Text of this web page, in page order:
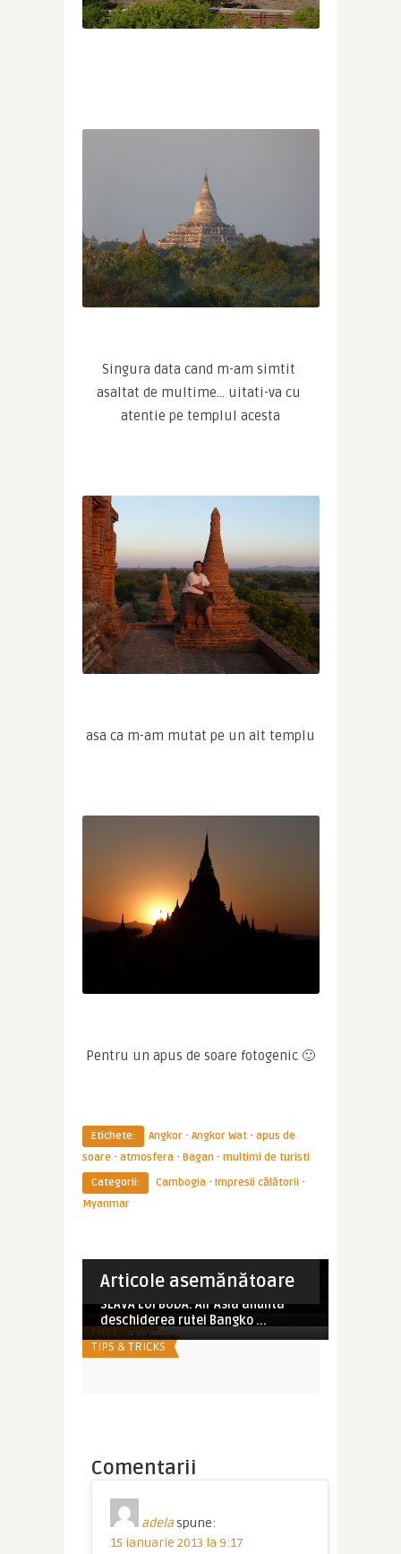
Singura data cand m-am simtit
asaltat de multime… uitati-va cu
atentie pe templul acesta
asa ca m-am mutat pe un alt templu
Pentru un apus de soare fotogenic 🙂
Etichete: Angkor· Angkor Wat· apus de
soare· atmosfera· Bagan· multimi de turisti
Categorii:
Cambogia· Impresii călătorii·
Myanmar
Articole asemănătoare
MYANMAR
GRECIA
Santorini, acolo unde soarele
apune in aplauzele publicului
CAMBOGIA
Ajungi la Angkor ? Nu rata Banteay
CHILE
Imperator
E timpul sa ne gandim la Revelion
TIPS & TRICKS
Imperator
SLAVA LUI BUDA: Air Asia anunta
deschiderea rutei Bangko ...
Comentarii
adela spune:
15 ianuarie 2013 la 9:17